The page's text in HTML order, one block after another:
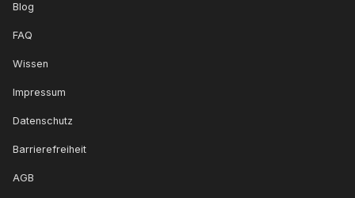
Blog
FAQ
Wissen
Impressum
Datenschutz
Barrierefreiheit
AGB